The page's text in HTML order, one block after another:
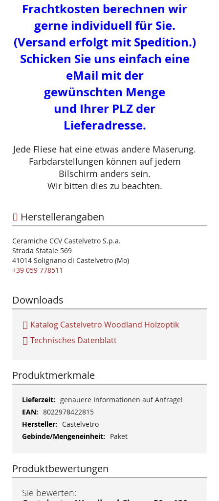
Frachtkosten berechnen wir
gerne individuell für Sie.
(Versand erfolgt mit Spedition.)
Schicken Sie uns einfach eine
eMail mit der
gewünschten Menge
und Ihrer PLZ der
Lieferadresse.
Jede Fliese hat eine etwas andere Maserung.
Farbdarstellungen können auf jedem
Bilschirm anders sein.
Wir bitten dies zu beachten.
Herstellerangaben
Ceramiche CCV Castelvetro S.p.a.
Strada Statale 569
41014 Solignano di Castelvetro (Mo)
+39 059 778511
Downloads
Katalog Castelvetro Woodland Holzoptik
Technisches Datenblatt
Produktmerkmale
Mehr
Informationen
genauere Informationen auf Anfrage!
8022978422815
Castelvetro
Paket
Produktbewertungen
Sie bewerten: